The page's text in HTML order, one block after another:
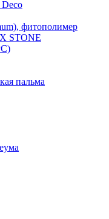
фитополимер
STONE
пальма